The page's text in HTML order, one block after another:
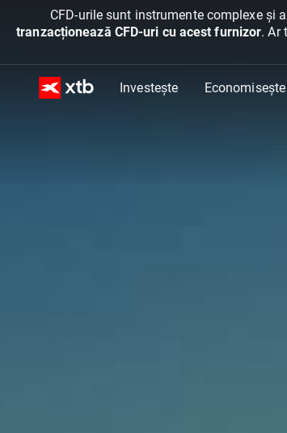
CFD-urile sunt instrumente complexe și
tranzacționează CFD-uri cu acest furnizor. Ar
Investește Economisește